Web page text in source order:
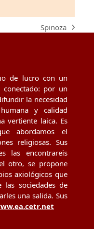
next
Spinoza
de lucro con un
por un
la necesidad
y calidad
vertiente laica. Es
abordamos el
religiosas. Sus
las encontrareis
otro, se propone
axiológicos que
sociedades de
una salida. Sus